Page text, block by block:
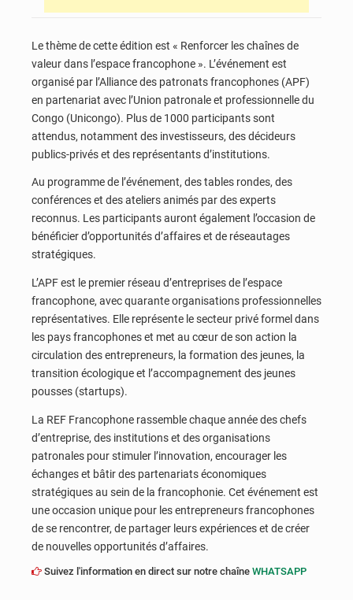
Le thème de cette édition est « Renforcer les chaînes de
valeur dans l’espace francophone ». L’événement est
organisé par l’Alliance des patronats francophones (APF)
en partenariat avec l’Union patronale et professionnelle du
Congo (Unicongo). Plus de 1000 participants sont
attendus, notamment des investisseurs, des décideurs
publics-privés et des représentants d’institutions.
Au programme de l’événement, des tables rondes, des
conférences et des ateliers animés par des experts
reconnus. Les participants auront également l’occasion de
bénéficier d’opportunités d’affaires et de réseautages
stratégiques.
L’APF est le premier réseau d’entreprises de l’espace
francophone, avec quarante organisations professionnelles
représentatives. Elle représente le secteur privé formel dans
les pays francophones et met au cœur de son action la
circulation des entrepreneurs, la formation des jeunes, la
transition écologique et l’accompagnement des jeunes
pousses (startups).
La REF Francophone rassemble chaque année des chefs
d’entreprise, des institutions et des organisations
patronales pour stimuler l’innovation, encourager les
échanges et bâtir des partenariats économiques
stratégiques au sein de la francophonie. Cet événement est
une occasion unique pour les entrepreneurs francophones
de se rencontrer, de partager leurs expériences et de créer
de nouvelles opportunités d’affaires.
Suivez l'information en direct sur notre chaîne WHATSAPP